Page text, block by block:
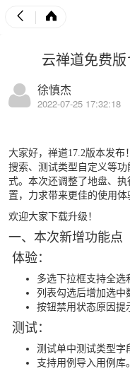
云禅道免费版
徐慎杰
2022-07-25 17:32:18
大家好，禅道17.2版本发
搜索、测试类型自定义等
式。本次还调整了地盘、
置，力求带来更佳的使用体
欢迎大家下载升级！
一、本次新增功能点
体验：
多选下拉框支持全选
列表勾选后增加选中
按钮禁用状态原因提
测试：
测试单中测试类型字
支持用例导入用例库。